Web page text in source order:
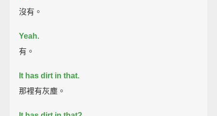
沒有。
Yeah.
有。
It has dirt in that.
那裡有灰塵。